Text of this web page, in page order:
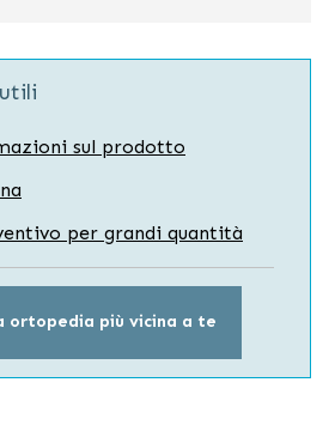
sul prodotto
per grandi quantità
ortopedia più vicina a te